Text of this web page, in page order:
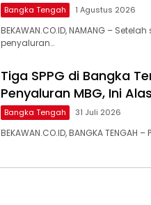
Bangka Tengah 1 Agustus 2026
BEKAWAN.CO.ID, NAMANG –
penyaluran…
‎Tiga SPPG di Bangka
Penyaluran MBG, Ini
Bangka Tengah 31 Juli 2026
BEKAWAN.CO.ID, BANGKA